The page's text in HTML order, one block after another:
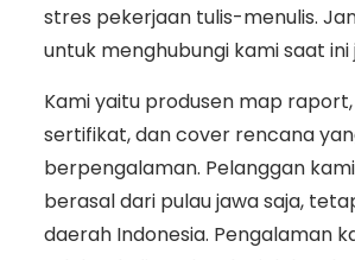
stres pekerjaan tulis-menulis.
untuk menghubungi kami saat ini
Kami yaitu produsen map raport,
sertifikat, dan cover rencana
berpengalaman. Pelanggan
berasal dari pulau jawa saja,
daerah Indonesia. Pengalaman